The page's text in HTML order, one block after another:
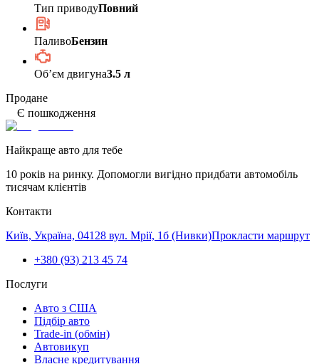
Тип приводуПовний
ПаливоБензин
Обʼєм двигуна3.5 л
Продане
Є пошкодження
Найкраще авто для тебе
10 років на ринку. Допомогли вигідно придбати автомобіль
тисячам клієнтів
Контакти
Київ, Україна, 04128 вул. Мрії, 1б (Нивки)Прокласти маршрут
+380 (93) 213 45 74
Послуги
Авто з США
Підбір авто
Trade-in (обмін)
Автовикуп
Власне кредитування